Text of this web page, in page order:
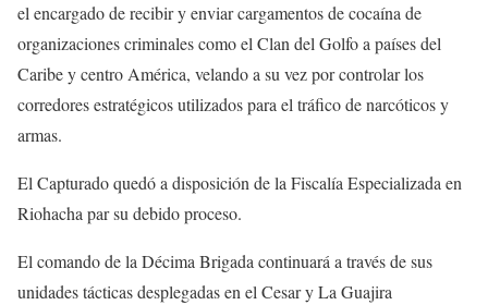
el encargado de recibir y enviar cargamentos de cocaína de
organizaciones criminales como el Clan del Golfo a países del
Caribe y centro América, velando a su vez por controlar los
corredores estratégicos utilizados para el tráfico de narcóticos y
armas.
El Capturado quedó a disposición de la Fiscalía Especializada en
Riohacha par su debido proceso.
El comando de la Décima Brigada continuará a través de sus
unidades tácticas desplegadas en el Cesar y La Guajira